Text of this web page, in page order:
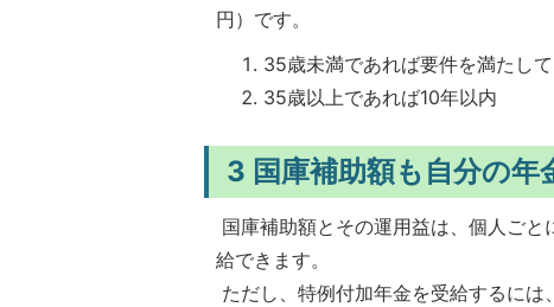
円）です。
35歳未満であれば要件を満たし
35歳以上であれば10年以内
3 国庫補助額も自分の
国庫補助額とその運用益は、個人ご
給できます。
ただし、特例付加年金を受給するに